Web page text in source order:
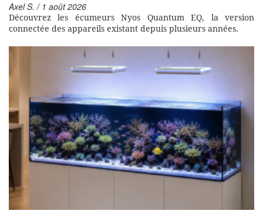
Axel S. / 1 août 2026
Découvrez les écumeurs Nyos Quantum EQ, la version
connectée des appareils existant depuis plusieurs années.